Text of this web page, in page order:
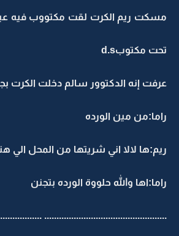
مسكت ريم الكرت لقت مكتووب فيه
تحت مكتوبd.s
عرفت إنه الدكتوور سالم دخلت الكرت
راما:من مين الورده
ريم:ها لالا اني شريتها من المحل الي
راما:اها والله حلووة الورده بتجنن
...................